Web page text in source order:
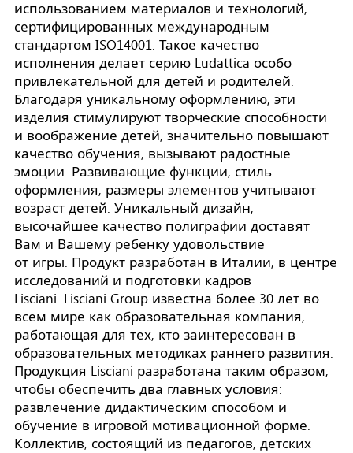
использованием материалов и технологий,
сертифицированных международным
стандартом ISO14001. Такое качество
исполнения делает серию Ludattica особо
привлекательной для детей и родителей.
Благодаря уникальному оформлению, эти
изделия стимулируют творческие способности
и воображение детей, значительно повышают
качество обучения, вызывают радостные
эмоции. Развивающие функции, стиль
оформления, размеры элементов учитывают
возраст детей. Уникальный дизайн,
высочайшее качество полиграфии доставят
Вам и Вашему ребенку удовольствие
от игры. Продукт разработан в Италии, в центре
исследований и подготовки кадров
Lisciani. Lisciani Group известна более 30 лет во
всем мире как образовательная компания,
работающая для тех, кто заинтересован в
образовательных методиках раннего развития.
Продукция Lisciani разработана таким образом,
чтобы обеспечить два главных условия:
развлечение дидактическим способом и
обучение в игровой мотивационной форме.
Коллектив, состоящий из педагогов, детских